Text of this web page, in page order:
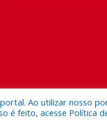
de Nazaré.
Ao utilizar nosso
é feito, acesse Política